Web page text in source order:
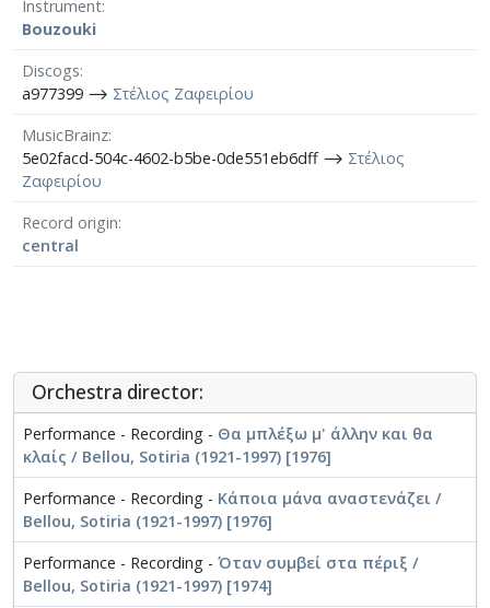
Instrument
Bouzouki
Discogs
a977399 ⟶ Στέλιος Ζαφειρίου
MusicBrainz
5e02facd-504c-4602-b5be-0de551eb6dff ⟶ Στέλιος
Ζαφειρίου
Record origin
central
Orchestra director:
Performance - Recording - Θα μπλέξω μ' άλλην και θα
κλαίς / Bellou, Sotiria (1921-1997) [1976]
Performance - Recording - Κάποια μάνα αναστενάζει /
Bellou, Sotiria (1921-1997) [1976]
Performance - Recording - Όταν συμβεί στα πέριξ /
Bellou, Sotiria (1921-1997) [1974]